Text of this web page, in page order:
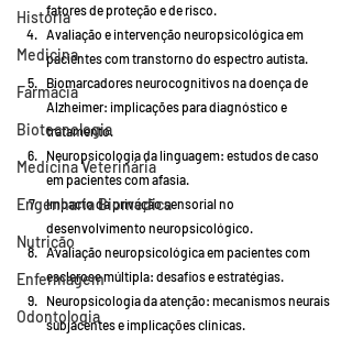
História
Medicina
Farmácia
Biotecnologia
Medicina Veterinária
Engenharia Biomédica
Nutrição
Enfermagem
Odontologia
fatores de proteção e de risco.
Avaliação e intervenção neuropsicológica em
pacientes com transtorno do espectro autista.
Biomarcadores neurocognitivos na doença de
Alzheimer: implicações para diagnóstico e
tratamento.
Neuropsicologia da linguagem: estudos de caso
em pacientes com afasia.
Impacto da privação sensorial no
desenvolvimento neuropsicológico.
Avaliação neuropsicológica em pacientes com
esclerose múltipla: desafios e estratégias.
Neuropsicologia da atenção: mecanismos neurais
subjacentes e implicações clínicas.